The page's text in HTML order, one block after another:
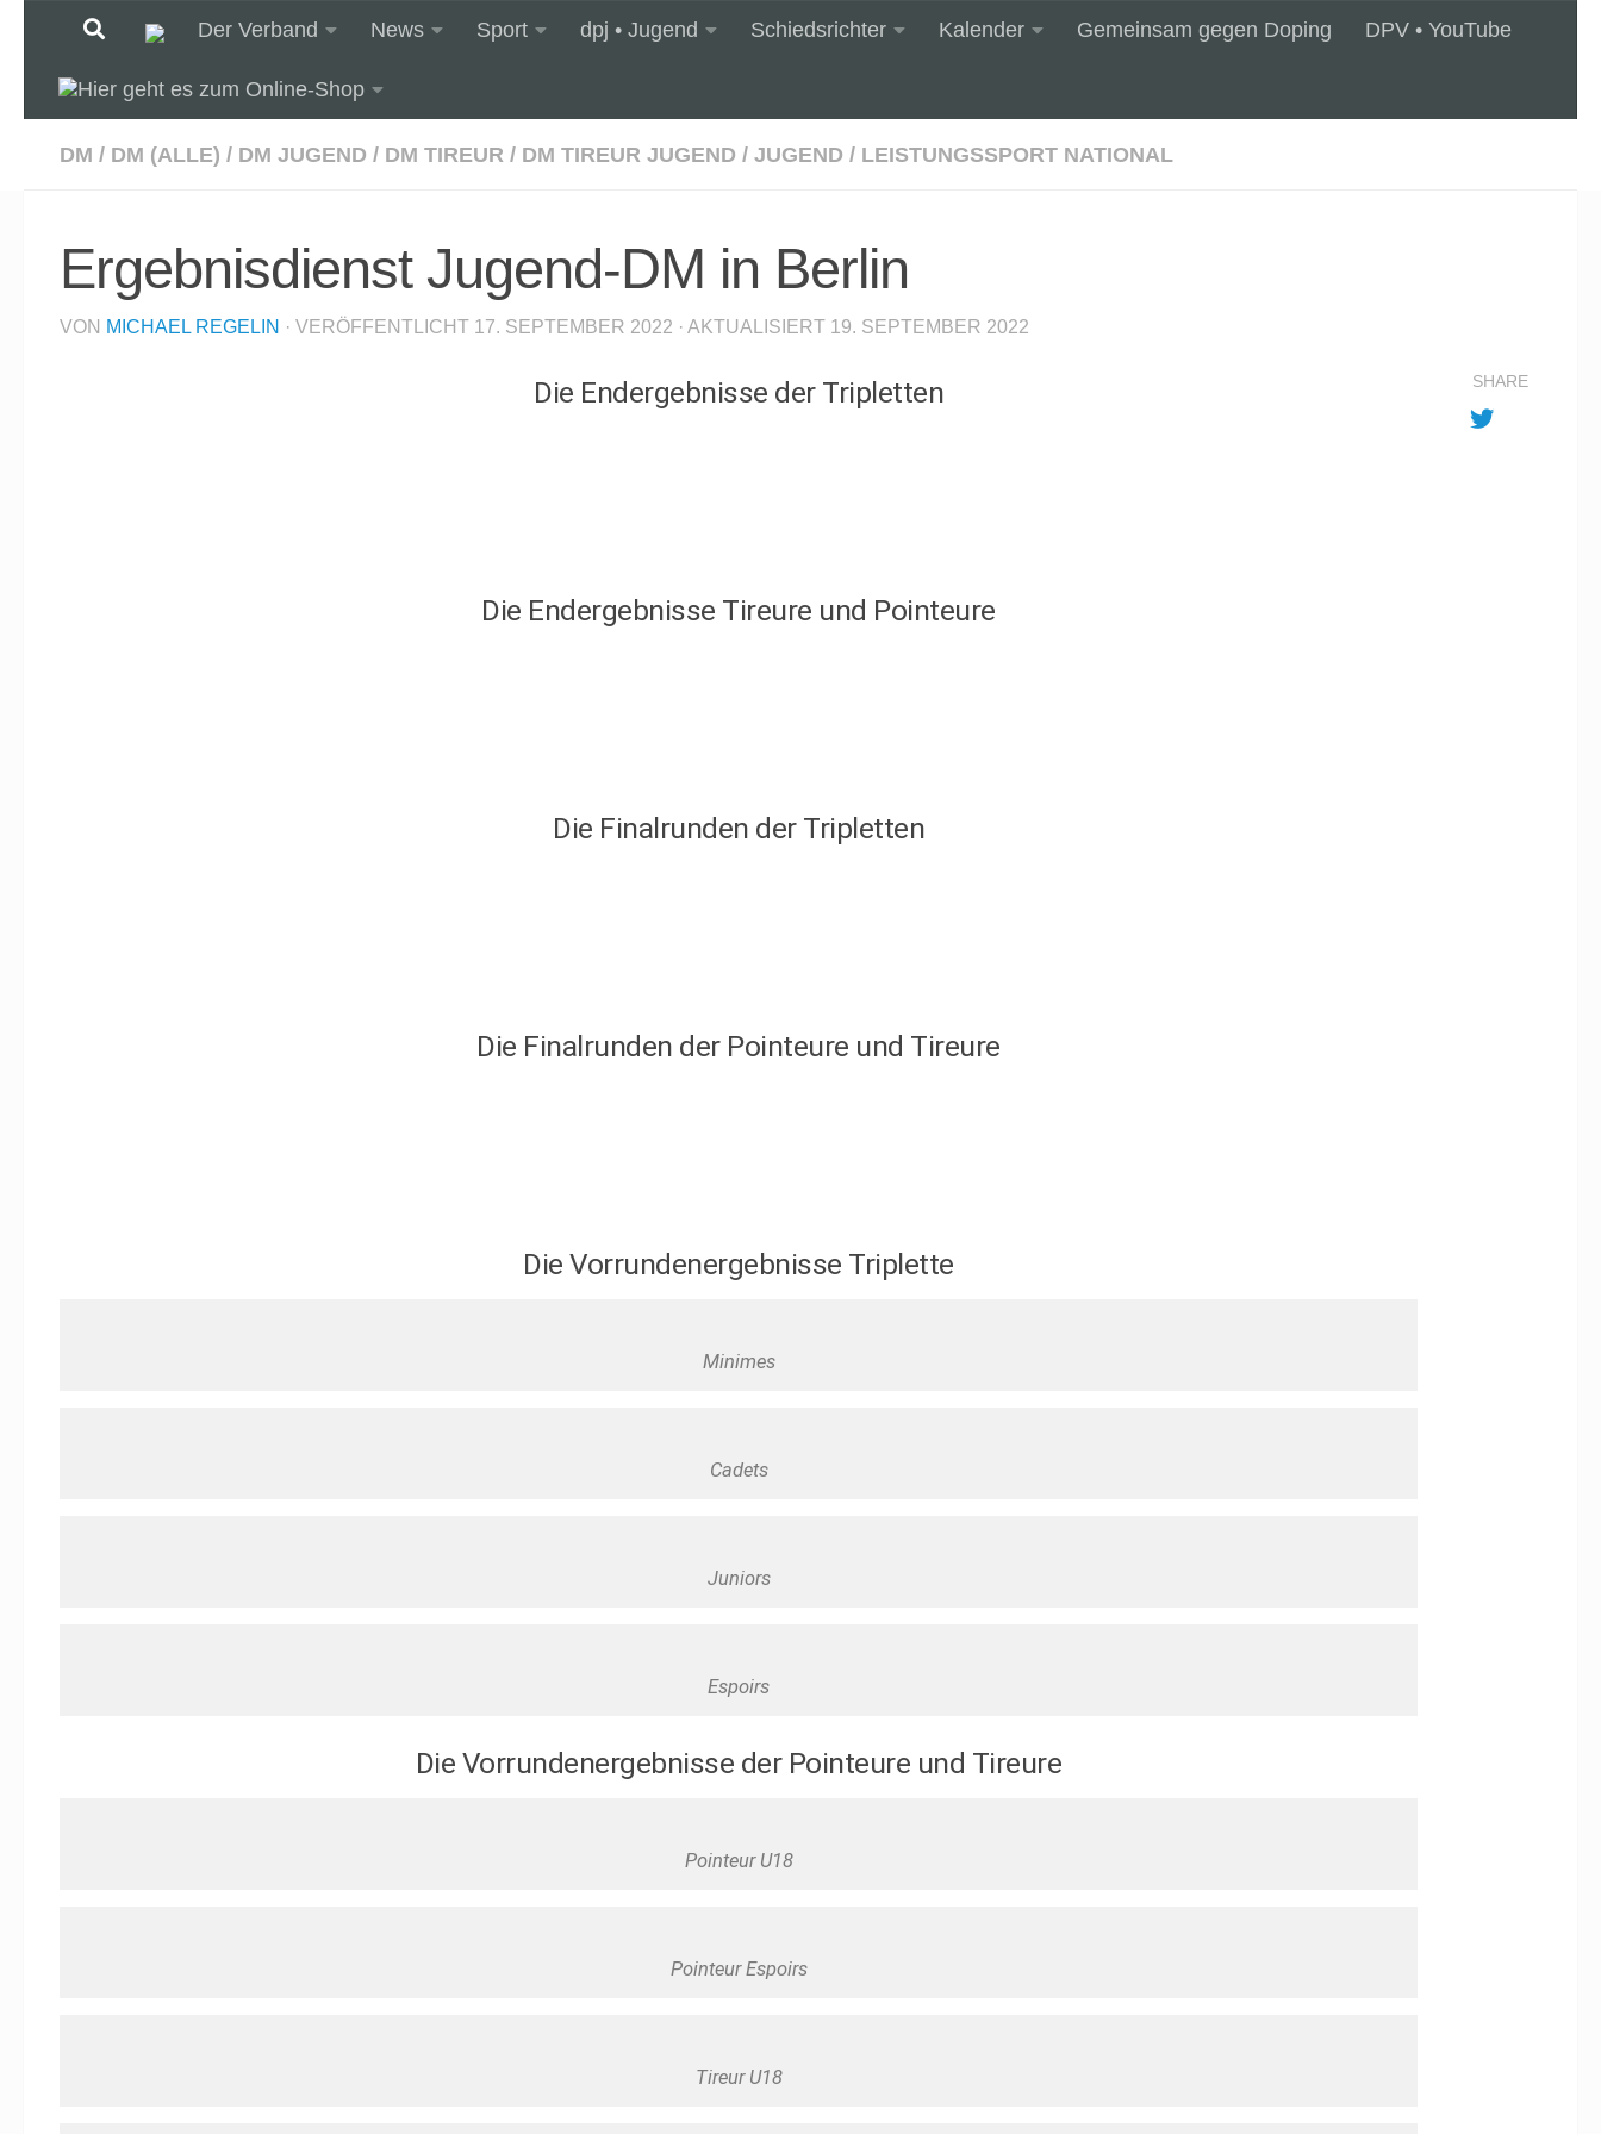
Unter dem InhaltDer Verband News Sport dpj • Jugend Schiedsrichter Kalender Gemeinsam gegen Doping DPV • YouTube
DM / DM (ALLE) / DM JUGEND / DM TIREUR / DM TIREUR JUGEND / JUGEND / LEISTUNGSSPORT NATIONAL
Ergebnisdienst Jugend-DM in Berlin
VON MICHAEL REGELIN · VERÖFFENTLICHT 17. SEPTEMBER 2022 · AKTUALISIERT 19. SEPTEMBER 2022
Die Endergebnisse der Tripletten
Die Endergebnisse Tireure und Pointeure
Die Finalrunden der Tripletten
Die Finalrunden der Pointeure und Tireure
Die Vorrundenergebnisse Triplette
Minimes
Cadets
Juniors
Espoirs
Die Vorrundenergebnisse der Pointeure und Tireure
Pointeur U18
Pointeur Espoirs
Tireur U18
SHARE